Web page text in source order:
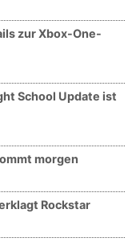
zur Xbox-One-
School Update ist
morgen
Rockstar